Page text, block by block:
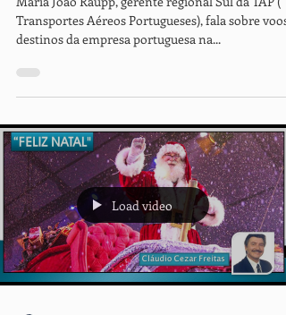
Maria João Raupp, gerente regional Sul da TAP (
destinos da empresa portuguesa na...
Load video